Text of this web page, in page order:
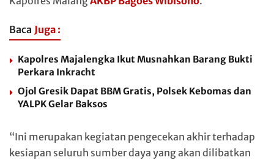
Baca Juga :
Kapolres Majalengka Ikut Musnahkan Barang Bukti
Perkara Inkracht
Ojol Gresik Dapat BBM Gratis, Polsek Kebomas dan
YALPK Gelar Baksos
“Ini merupakan kegiatan pengecekan akhir terhadap
kesiapan seluruh sumber daya yang akan dilibatkan